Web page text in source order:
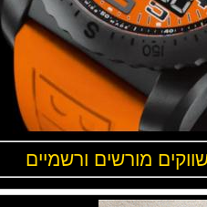
מורשים ורשמיים